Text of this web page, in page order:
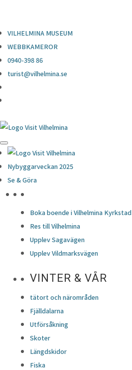
VILHELMINA MUSEUM
WEBBKAMEROR
0940-398 86
turist@vilhelmina.se
Nybyggarveckan 2025
Se & Göra
Boka boende i Vilhelmina Kyrkstad
Res till Vilhelmina
Upplev Sagavägen
Upplev Vildmarksvägen
VINTER & VÅR
tätort och närområden
Fjälldalarna
Utförsåkning
Skoter
Längdskidor
Fiska